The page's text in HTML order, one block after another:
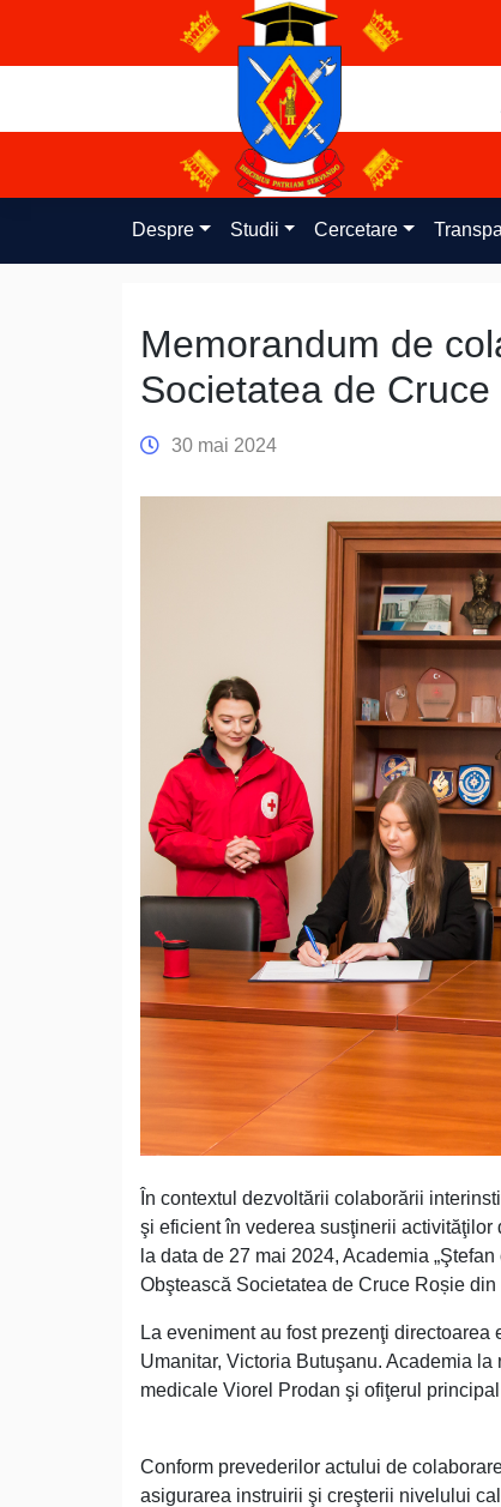
content
Despre Studii Cercetare
Memorandum de
Societatea de
30 mai 2024
În contextul dezvoltării colaborării
şi eficient în vederea susţinerii
la data de 27 mai 2024, Academia
Obştească Societatea de Cruce Roșie
La eveniment au fost prezenţi
Umanitar, Victoria Butuşanu. Academia
medicale Viorel Prodan şi ofiţerul
Conform prevederilor actului de
asigurarea instruirii şi creşterii nivelului